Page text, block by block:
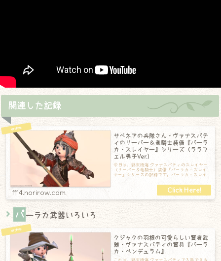
関連した記録
サベネアの兵隊さん・ヴァナスパテ
ィのリーパー＆竜騎士装備『パーラ
カ・スレイヤー』シリーズ（ララフ
ェル男子Ver.）
今日は、終末樹海 ヴァナスパティのスレイヤー
（リーパー＆竜騎士）装備『パーラカ・スレイ
ヤー』シリーズの記録です。パーラカ・スレイ
ff14.norirow.com
パーラカ武器いろいろ
クジャクの羽根の可愛らしい賢者武
器・ヴァナスパティの賢具『パーラ
カ・ペンデュラム』
これは、終末樹海 ヴァナスパティで入手できる